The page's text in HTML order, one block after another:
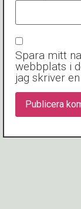
Spara mitt
webbplats i
jag skriver